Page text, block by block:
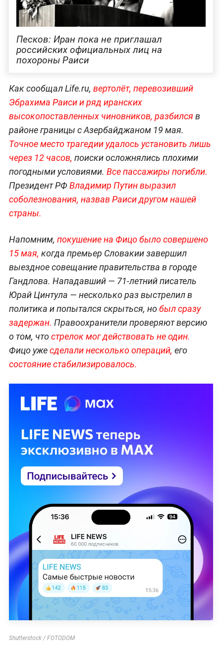
Песков: Иран пока не приглашал
российских официальных лиц на
похороны Раиси
Как сообщал Life.ru, вертолёт, перевозивший
Эбрахима Раиси и ряд иранских
высокопоставленных чиновников, разбился в
районе границы с Азербайджаном 19 мая.
Точное место трагедии удалось установить лишь
через 12 часов, поиски осложнялись плохими
погодными условиями. Все пассажиры погибли.
Президент РФ Владимир Путин выразил
соболезнования, назвав Раиси другом нашей
страны.
Напомним, покушение на Фицо было совершено
15 мая, когда премьер Словакии завершил
выездное совещание правительства в городе
Гандлова. Нападавший — 71-летний писатель
Юрай Цинтула — несколько раз выстрелил в
политика и попытался скрыться, нобыл сразу
задержан. Правоохранители проверяют версию
о том, чтострелок мог действовать не один.
Фицо ужесделали несколько операций, его
состояние стабилизировалось.
Shutterstock / FOTODOM